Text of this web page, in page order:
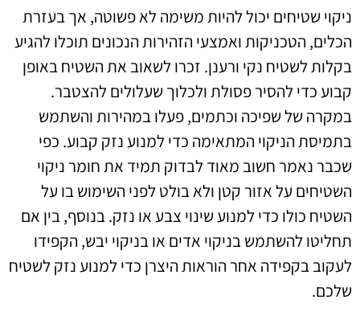
ניקוי שטיחים יכול להיות משימה לא פשוטה, אך בעזרת
הכלים, הטכניקות ואמצעי הזהירות הנכונים תוכלו להגיע
בקלות לשטיח נקי ורענן. זכרו לשאוב את השטיח באופן
קבוע כדי להסיר פסולת ולכלוך שעלולים להצטבר.
במקרה של שפיכה וכתמים, פעלו במהירות והשתמש
בתמיסת הניקוי המתאימה כדי למנוע נזק קבוע. כפי
שכבר נאמר חשוב מאוד לבדוק תמיד את חומר ניקוי
השטיחים על אזור קטן ולא בולט לפני השימוש בו על
השטיח כולו כדי למנוע שינוי צבע או נזק. בנוסף, בין אם
תחליטו להשתמש בניקוי אדים או בניקוי יבש, הקפידו
לעקוב בקפידה אחר הוראות היצרן כדי למנוע נזק לשטיח
שלכם.